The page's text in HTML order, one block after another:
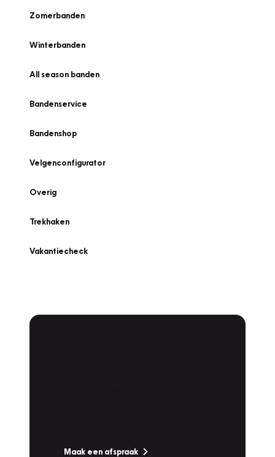
Zomerbanden
Winterbanden
All season banden
Bandenservice
Bandenshop
Velgenconfigurator
Overig
Trekhaken
Vakantiecheck
Maak een afspraak